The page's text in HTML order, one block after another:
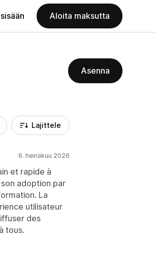
Aloita maksutta
Asenna
Lajittele
6. heinäkuu 2026
et rapide à
adoption par
La
utilisateur
des
tous.